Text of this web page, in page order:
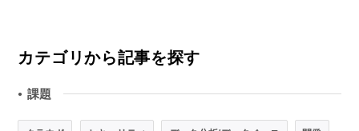
カテゴリから記事を探す
● 課題